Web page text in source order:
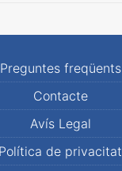
Preguntes freqüents
Contacte
Avís Legal
Política de privacitat